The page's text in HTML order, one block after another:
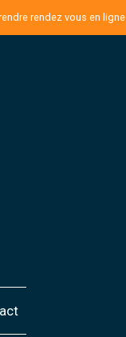
rendez vous en ligne